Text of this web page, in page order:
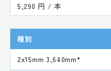
5,290 円 / 本
種別
2x15mm 3,640mm*